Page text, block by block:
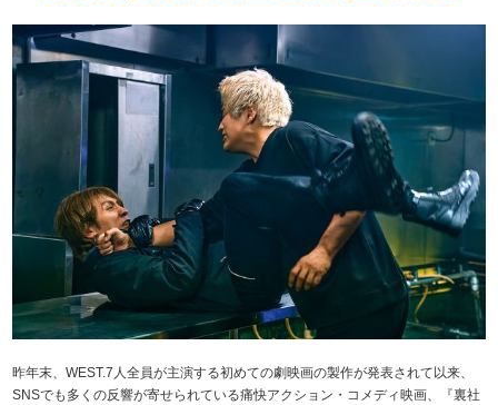
昨年末、WEST.7人全員が主演する初めての劇映画の製作が発表されて以来、
SNSでも多くの反響が寄せられている痛快アクション・コメディ映画、『裏社